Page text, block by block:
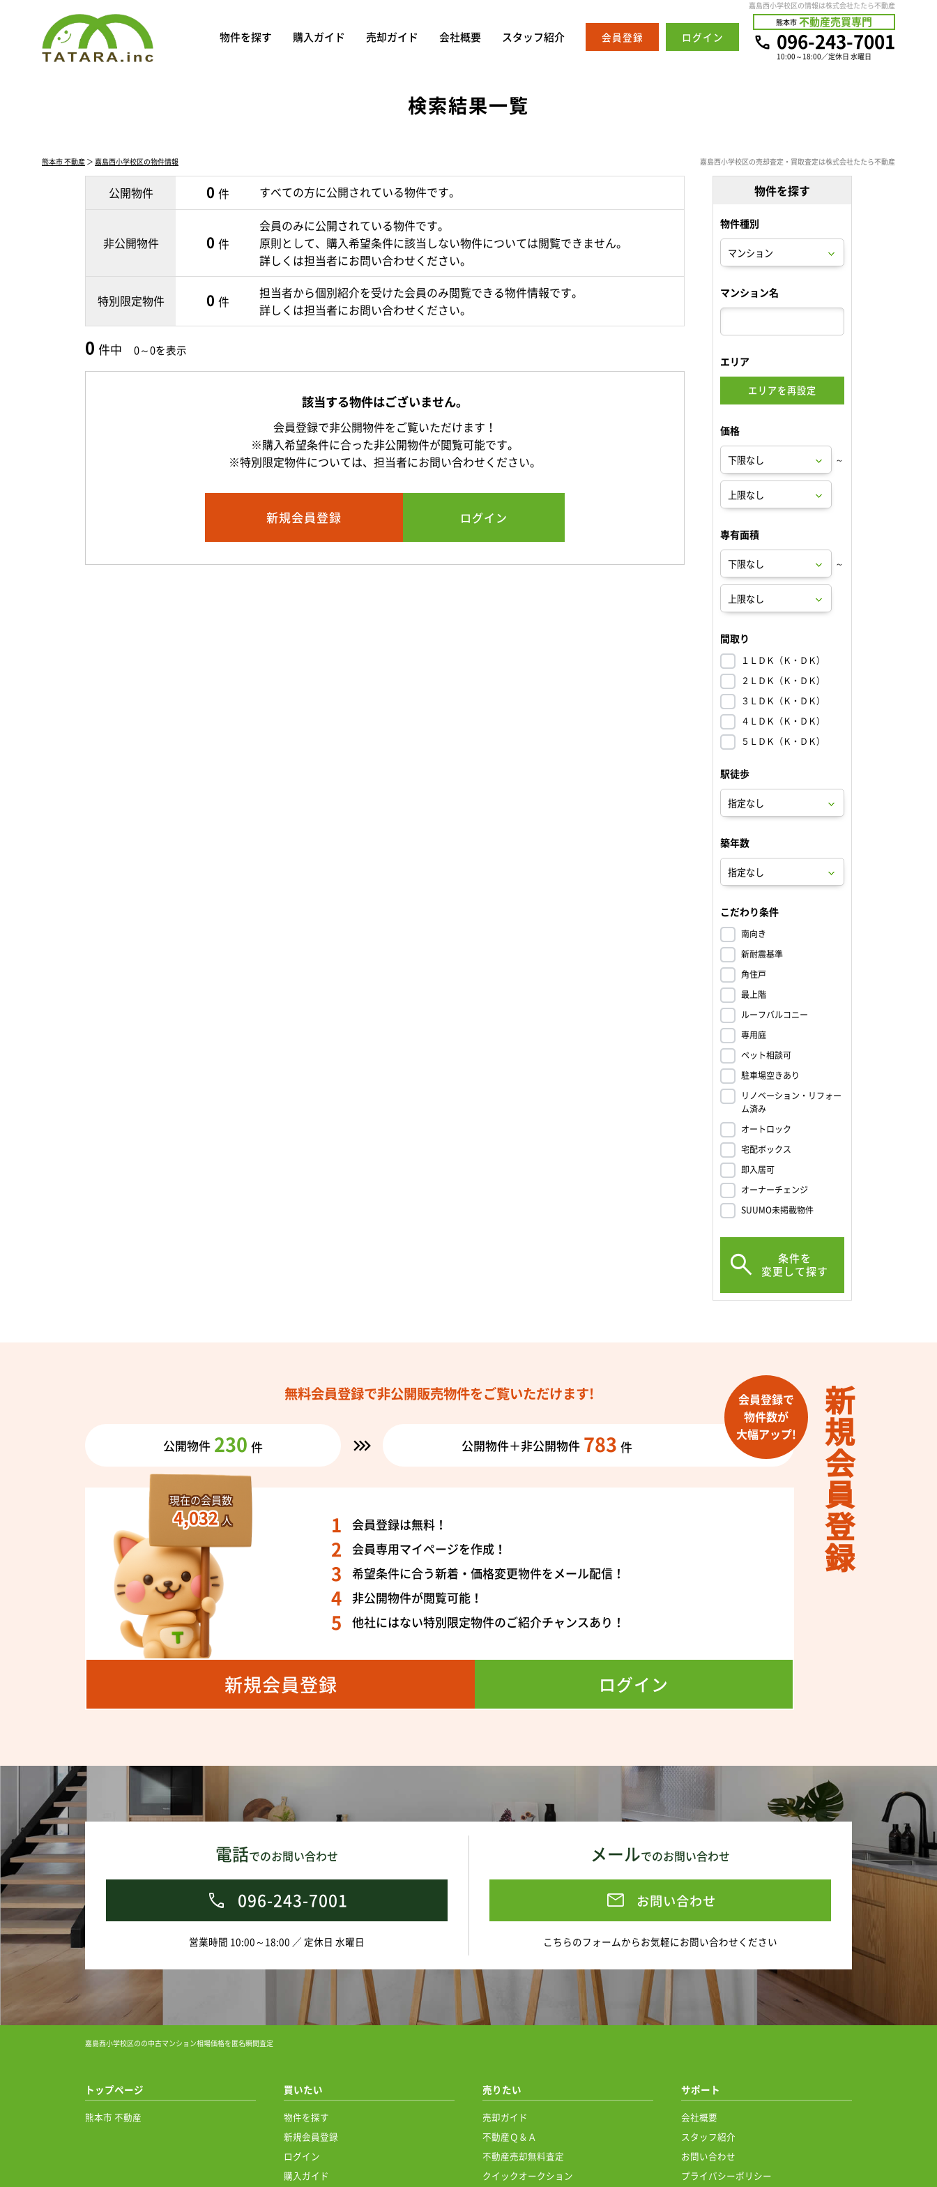
嘉島西小学校区の情報は株式会社たたら不動産
物件を探す 購入ガイド 売却ガイド 会社概要 スタッフ紹介 会員登録 ログイン
熊本市 不動産売買専門
10:00～18:00／定休日 水曜日
096-243-7001
検索結果一覧
熊本市 不動産 ＞ 嘉島西小学校区の物件情報 嘉島西小学校区の売却査定・買取査定は株式会社たたら不動産
公開物件 0 件 すべての方に公開されている物件です。
非公開物件 0 件
会員のみに公開されている物件です。
原則として、購入希望条件に該当しない物件については閲覧できません。
詳しくは担当者にお問い合わせください。
特別限定物件 0 件
担当者から個別紹介を受けた会員のみ閲覧できる物件情報です。
詳しくは担当者にお問い合わせください。
0 件中 0～0を表示
該当する物件はございません。
会員登録で非公開物件をご覧いただけます！
※購入希望条件に合った非公開物件が閲覧可能です。
※特別限定物件については、担当者にお問い合わせください。
新規会員登録 ログイン
物件を探す
物件種別
マンション名
エリア
エリアを再設定
価格
～
専有面積
～
間取り
１ＬＤＫ（Ｋ・ＤＫ）
２ＬＤＫ（Ｋ・ＤＫ）
３ＬＤＫ（Ｋ・ＤＫ）
４ＬＤＫ（Ｋ・ＤＫ）
５ＬＤＫ（Ｋ・ＤＫ）
駅徒歩
築年数
こだわり条件
南向き
新耐震基準
角住戸
最上階
ルーフバルコニー
専用庭
ペット相談可
駐車場空きあり
リノベーション・リフォー
ム済み
オートロック
宅配ボックス
即入居可
オーナーチェンジ
SUUMO未掲載物件
条件を
変更して探す
新規会員登録
無料会員登録で非公開販売物件をご覧いただけます!
公開物件 230 件 公開物件＋非公開物件 783 件
会員登録で
物件数が
大幅アップ!
現在の会員数
4,032 人
会員登録は無料！
会員専用マイページを作成！
希望条件に合う新着・価格変更物件をメール配信！
非公開物件が閲覧可能！
他社にはない特別限定物件のご紹介チャンスあり！
新規会員登録 ログイン
電話でのお問い合わせ
096-243-7001
営業時間 10:00～18:00 ／ 定休日 水曜日
メールでのお問い合わせ
お問い合わせ
こちらのフォームからお気軽にお問い合わせください
嘉島西小学校区のの中古マンション相場価格を匿名瞬間査定
トップページ
熊本市 不動産
買いたい
物件を探す
新規会員登録
ログイン
購入ガイド
売りたい
売却ガイド
不動産Ｑ＆Ａ
不動産売却無料査定
クイックオークション
サポート
会社概要
スタッフ紹介
お問い合わせ
プライバシーポリシー